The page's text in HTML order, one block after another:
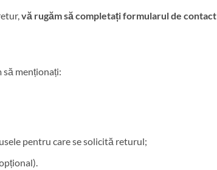
vă rugăm să completați formularul de contact
să menționați:
pentru care se solicită returul;